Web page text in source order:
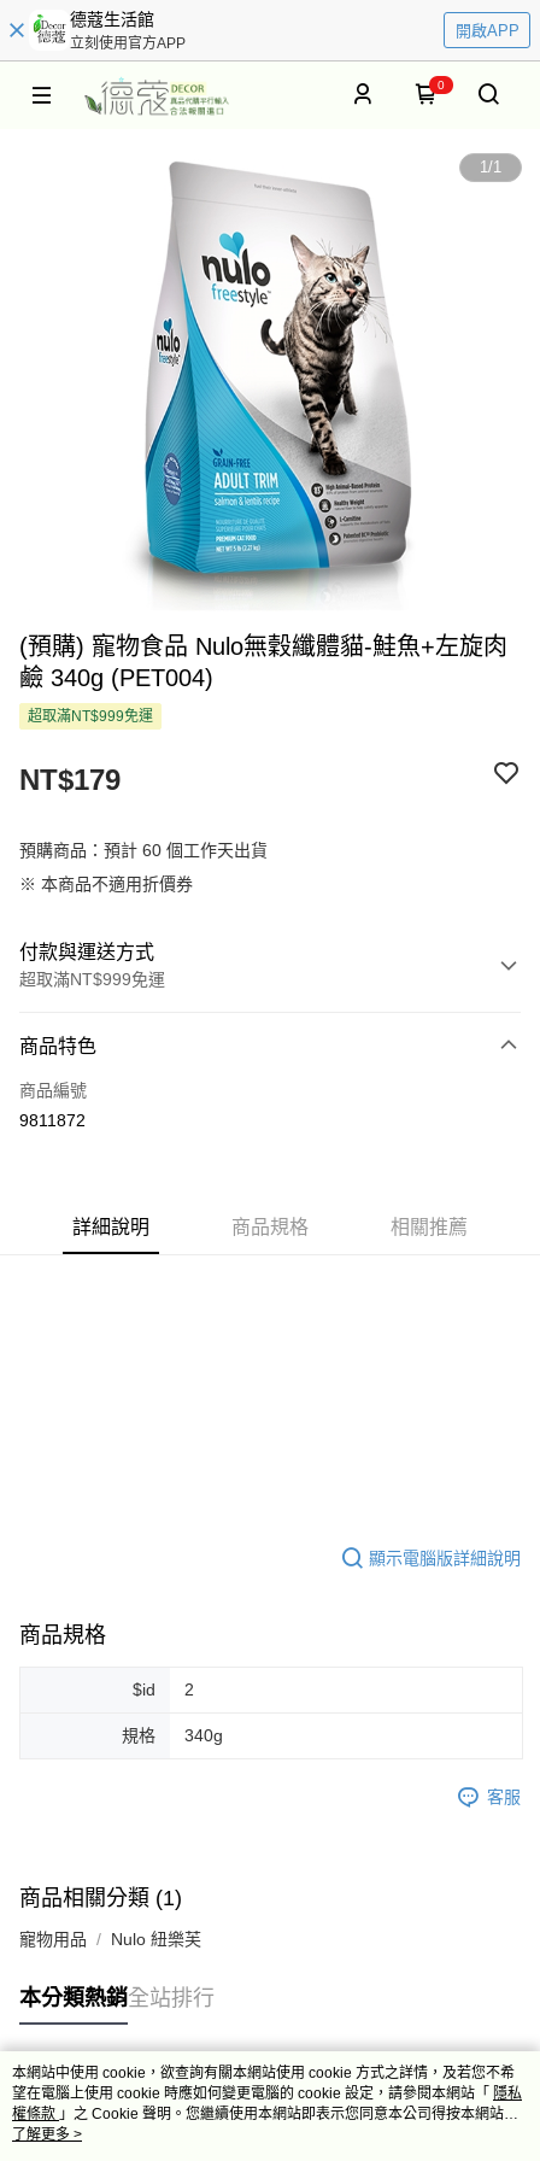
德蔻生活館
立刻使用官方APP
開啟APP
0
1/1
(預購) 寵物食品 Nulo無穀纖體貓-鮭魚+左旋肉
鹼 340g (PET004)
超取滿NT$999免運
NT$179
預購商品：預計 60 個工作天出貨
※ 本商品不適用折價券
付款與運送方式
超取滿NT$999免運
信用卡一次付款
超商取貨付款
街口支付
7-11取貨付款
7-11純取貨 (先付款
每筆NT$80，滿NT$999(含以上)免運費
每筆NT$250，滿NT$3,000(含以上)免運費
付款後門市自取
商品特色
商品編號
9811872
詳細說明 商品規格 相關推薦
顯示電腦版詳細說明
商品規格
$id 2
規格 340g
客服
商品相關分類 (1)
寵物用品 Nulo 紐樂芙
本分類熱銷全站排行
熱門標籤
本網站中使用 cookie，欲查詢有關本網站使用 cookie 方式之詳情，及若您不希
望在電腦上使用 cookie 時應如何變更電腦的 cookie 設定，請參閱本網站「 隱私
權條款 」之 Cookie 聲明。您繼續使用本網站即表示您同意本公司得按本網站使
用條款之 Cookie 聲明使用 cookie。
了解更多 >